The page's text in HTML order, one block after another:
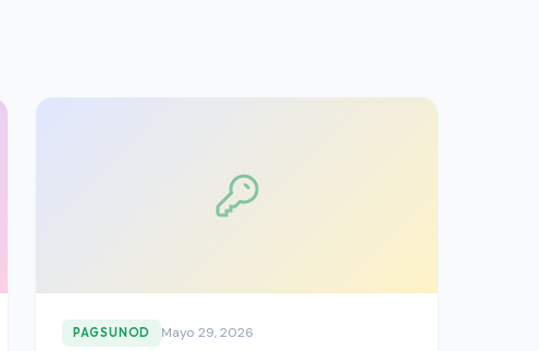
PAGSUNOD Mayo 29, 2026